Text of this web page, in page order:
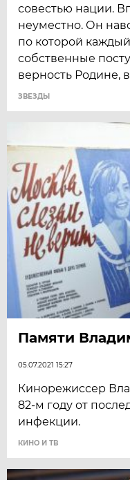
совестью нации.
неуместно. Он
по которой
собственные
верность Родине,
ЗВЕЗДЫ
Памяти
05.07.2021 15:27
Кинорежиссер
82-м году от
инфекции.
КИНО И ТВ